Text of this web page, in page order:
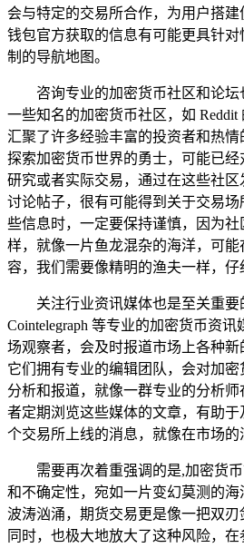
会与特定的交易所合作，为用户搭
钱包官方获取的信息有可能更具针
制的导航地图。
咨询专业的加密货币社区和论
一些知名的加密货币社区，如 Reddit
汇聚了许多经验丰富的投资者和热
探索加密货币世界的勇士，可能已
研究或者实际交易，通过在这些社
讨论帖子，很有可能得到关于交易
些信息时，一定要保持谨慎，因为
样，就像一片鱼龙混杂的海洋，可
容，我们需要像精明的渔夫一样，仔
关注行业资讯媒体也是至关重要
Cointelegraph 等专业的加密货币资
场观察者，会及时报道市场上各种新
它们拥有专业的编辑团队，会对加
分析和报道，就像一群专业的分析
者定期浏览这些媒体的文章，有助
个交易所上线的消息，就像在市场的
需要再次着重强调的是,加密货
和不确定性，宛如一片变幻莫测的
波涛汹涌，期货交易更是像一把双
同时，也极大地放大了这种风险，